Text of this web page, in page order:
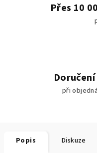
Přes 10
při
Popis Diskuze